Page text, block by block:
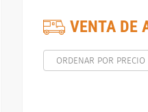
VENTA DE
ORDENAR POR PRECIO